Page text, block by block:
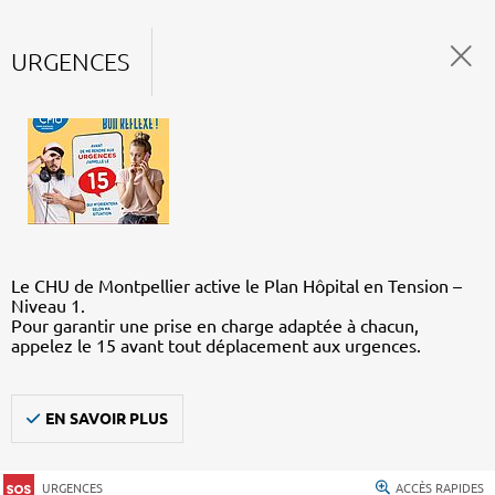
URGENCES
Le CHU de Montpellier active le Plan Hôpital en Tension –
Niveau 1.
Pour garantir une prise en charge adaptée à chacun,
appelez le 15 avant tout déplacement aux urgences.
EN SAVOIR PLUS
URGENCES ACCÈS RAPIDES